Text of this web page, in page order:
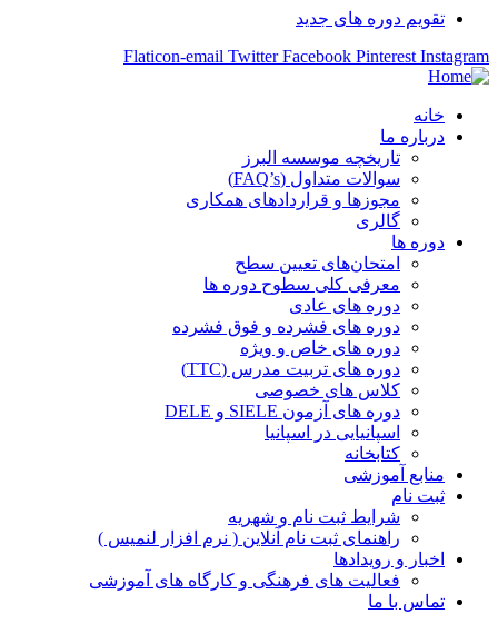
تقویم دوره های جدید
Flaticon-email Twitter Facebook Pinterest Instagram
خانه
درباره ما
تاریخچه موسسه البرز
سوالات متداول (FAQ’s)
مجوزها و قراردادهای همکاری
گالری
دوره ها
امتحان‌های تعیین سطح
معرفی کلی سطوح دوره ها
دوره های عادی
دوره های فشرده و فوق فشرده
دوره های خاص و ویژه
دوره های تربیت مدرس (TTC)
کلاس های خصوصی
دوره های آزمون SIELE و DELE
اسپانیایی در اسپانیا
کتابخانه
منابع آموزشی
ثبت نام
شرایط ثبت نام و شهریه
راهنمای ثبت نام آنلاین ( نرم افزار لنمیس )
اخبار و رویدادها
فعالیت های فرهنگی و کارگاه های آموزشی
تماس با ما